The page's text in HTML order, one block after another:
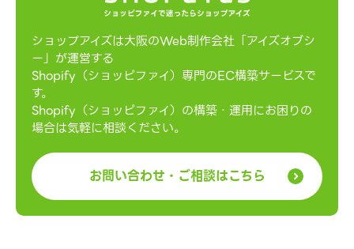
ショップアイズは大阪のWeb制作会社「アイズオブシ
ー」が運営する
Shopify（ショッピファイ）専門のEC構築サービスで
す。
Shopify（ショッピファイ）の構築・運用にお困りの
場合は気軽に相談ください。
お問い合わせ・ご相談はこちら